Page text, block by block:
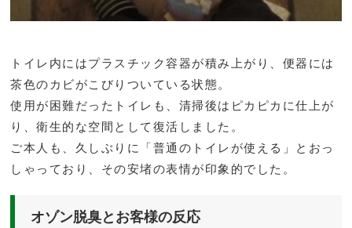
トイレ内にはプラスチック容器が積み上がり、便器には
茶色のカビがこびりついている状態。
使用が困難だったトイレも、清掃後はピカピカに仕上が
り、衛生的な空間として復活しました。
ご本人も、久しぶりに「普通のトイレが使える」とおっ
しゃっており、その安堵の表情が印象的でした。
オゾン脱臭とお客様の反応